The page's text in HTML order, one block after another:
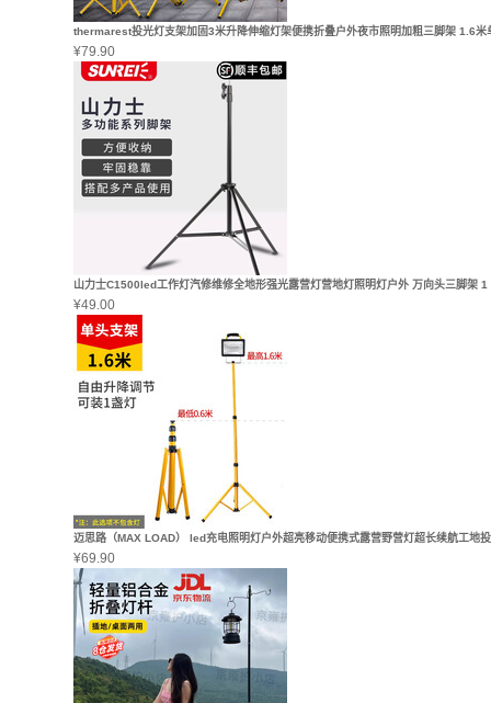
thermarest投光灯支架加固3米升降伸缩灯架便携折叠户外夜市照明加粗三脚架 1.6米
¥79.90
山力士C1500led工作灯汽修维修全地形强光露营灯营地灯照明灯户外 万向头三脚架 1
¥49.00
迈思路（MAX LOAD） led充电照明灯户外超亮移动便携式露营野营灯超长续航工地
¥69.90